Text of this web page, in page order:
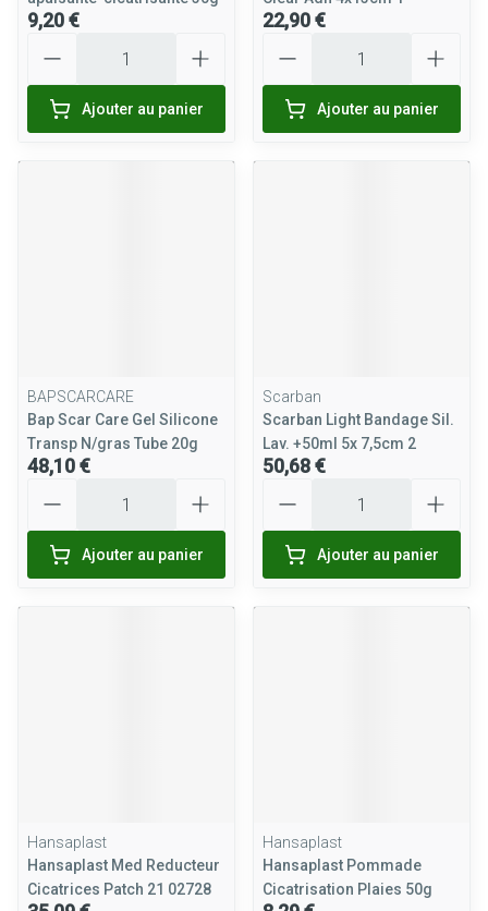
9,20 €
Ajouter au panier
22,90 €
Ajouter au panier
BAPSCARCARE
Bap Scar Care Gel Silicone
Transp N/gras Tube 20g
48,10 €
Ajouter au panier
Scarban
Scarban Light Bandage Sil.
Lav. +50ml 5x 7,5cm 2
50,68 €
Ajouter au panier
Hansaplast
Hansaplast Med Reducteur
Cicatrices Patch 21 02728
Hansaplast
Hansaplast Pommade
Cicatrisation Plaies 50g